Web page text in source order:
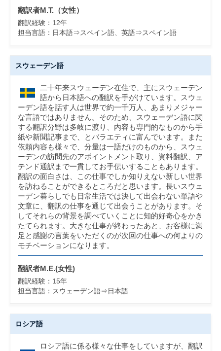
翻訳者M.T.（女性）
翻訳経験：12年
担当言語：日本語⇒スペイン語、英語⇒スペイン語
スウェーデン語
二十年来スウェーデン在住で、主にスウェーデン
語から日本語への翻訳を手がけています。スウェ
ーデン語を話す人は世界で約一千万人、あまりメジャー
な言語ではありません。そのため、スウェーデン語に関
する翻訳分野は多岐に渡り、内容も専門的なものから手
紙や新聞記事まで、とバラエティに富んでいます。また
依頼内容も様々で、分量は一語だけのものから、スウェ
ーデンの訪問先のアポイントメント取り、資料翻訳、ア
テンド通訳まで一貫してお手伝いすることもあります。
翻訳の面白さは、この仕事でしか知りえない新しい世界
を訪ねることができるところだと思います。長いスウェ
ーデン暮らしでも日常生活では決して出会わない単語や
文章に、翻訳の仕事を通じて出会うことがあります。そ
してそれらの背景を調べていくことに知的好奇心をかき
たてられます。大きな仕事が終わったあと、お客様に満
足と感謝の言葉をいただくのが次回の仕事への何よりの
モチベーションになります。
翻訳者M.E.(女性)
翻訳経験：15年
担当言語： スウェーデン語⇒日本語
ロシア語
ロシア語に係る様々な仕事をしていますが、翻訳